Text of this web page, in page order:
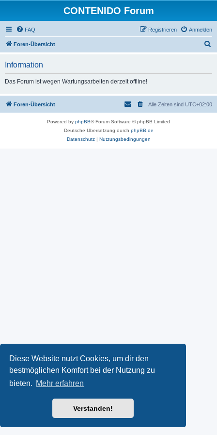
Diese Website nutzt Cookies, um dir den
bestmöglichen Komfort bei der Nutzung zu
bieten. Mehr erfahren
Verstanden!
CONTENIDO Forum
FAQ Anmelden
Registrieren
Foren-Übersicht
Information
Das Forum ist wegen Wartungsarbeiten derzeit offline!
Foren-Übersicht Alle Zeiten sind UTC+02:00
Powered by phpBB® Forum Software © phpBB Limited
Deutsche Übersetzung durch phpBB.de
Datenschutz| Nutzungsbedingungen